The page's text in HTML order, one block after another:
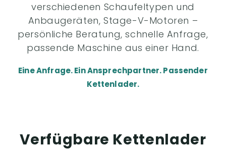
verschiedenen Schaufeltypen und
Anbaugeräten, Stage-V-Motoren –
persönliche Beratung, schnelle Anfrage,
passende Maschine aus einer Hand.
Eine Anfrage. Ein Ansprechpartner. Passender
Kettenlader.
Verfügbare Kettenlader